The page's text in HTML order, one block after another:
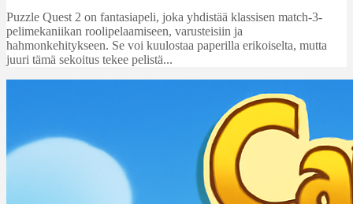
Puzzle Quest 2 on fantasiapeli, joka yhdistää klassisen match-3-
pelimekaniikan roolipelaamiseen, varusteisiin ja
hahmonkehitykseen. Se voi kuulostaa paperilla erikoiselta, mutta
juuri tämä sekoitus tekee pelistä...